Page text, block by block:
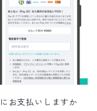
お支払いしますか